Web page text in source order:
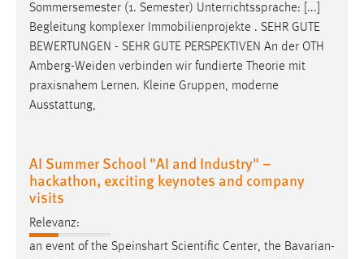
Sommersemester (1. Semester) Unterrichtssprache: [...]
Begleitung komplexer Immobilienprojekte . SEHR GUTE
BEWERTUNGEN - SEHR GUTE PERSPEKTIVEN An der OTH
Amberg-Weiden verbinden wir fundierte Theorie mit
praxisnahem Lernen. Kleine Gruppen, moderne
Ausstattung,
AI Summer School "AI and Industry" –
hackathon, exciting keynotes and company
visits
Relevanz:
an event of the Speinshart Scientific Center, the Bavarian-